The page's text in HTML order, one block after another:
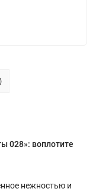
028»: воплотите
нежностью и